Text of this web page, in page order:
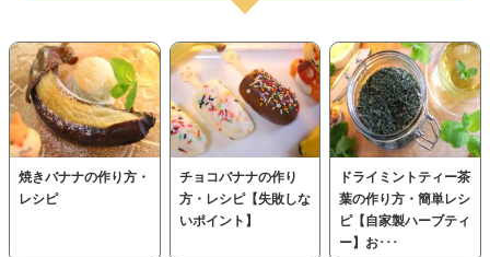
焼きバナナの作り方・
レシピ
チョコバナナの作り
方・レシピ【失敗しな
いポイント】
ドライミントティー茶
葉の作り方・簡単レシ
ピ【自家製ハーブティ
ー】お･･･